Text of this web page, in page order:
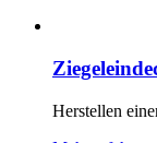
Herstellen